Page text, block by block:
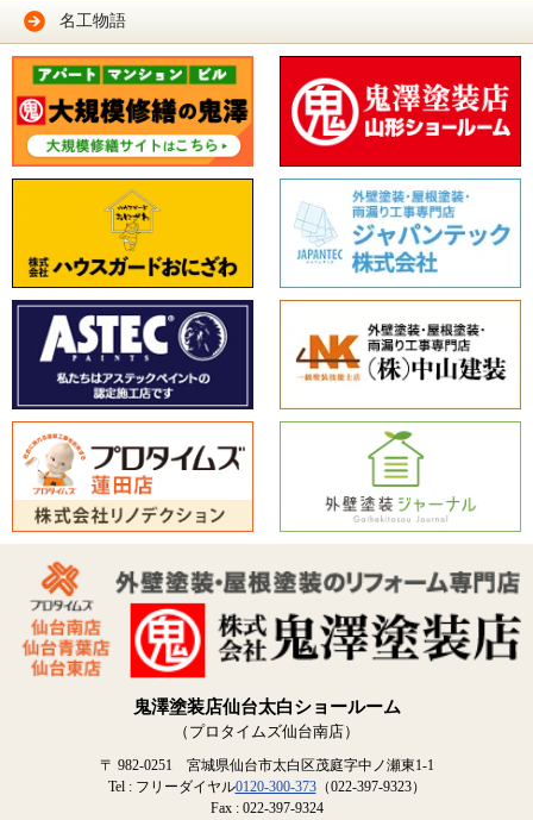
名工物語
鬼澤塗装店仙台太白ショールーム
（プロタイムズ仙台南店）
〒 982-0251 宮城県仙台市太白区茂庭字中ノ瀬東1-1
Tel : フリーダイヤル0120-300-373（022-397-9323）
Fax : 022-397-9324